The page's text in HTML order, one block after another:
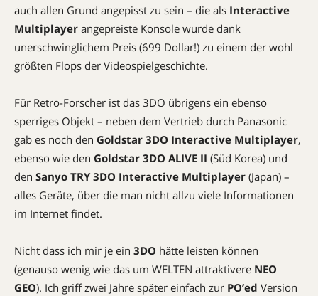
auch allen Grund angepisst zu sein – die als Interactive
Multiplayer angepreiste Konsole wurde dank
unerschwinglichem Preis (699 Dollar!) zu einem der wohl
größten Flops der Videospielgeschichte.
Für Retro-Forscher ist das 3DO übrigens ein ebenso
sperriges Objekt – neben dem Vertrieb durch Panasonic
gab es noch den Goldstar 3DO Interactive Multiplayer,
ebenso wie den Goldstar 3DO ALIVE II (Süd Korea) und
den Sanyo TRY 3DO Interactive Multiplayer (Japan) –
alles Geräte, über die man nicht allzu viele Informationen
im Internet findet.
Nicht dass ich mir je ein 3DO hätte leisten können
(genauso wenig wie das um WELTEN attraktivere NEO
GEO). Ich griff zwei Jahre später einfach zur PO’ed Version